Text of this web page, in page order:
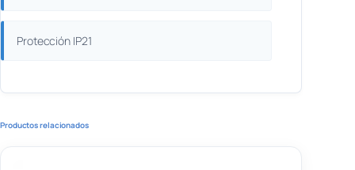
Protección IP21
Productos relacionados